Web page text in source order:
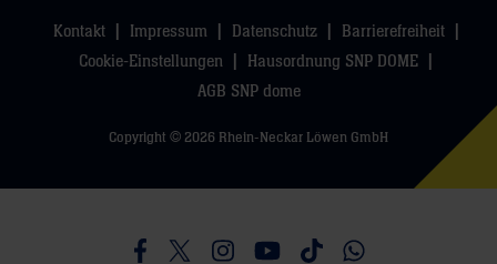
Kontakt Impressum Datenschutz
Barrierefreiheit
Cookie-Einstellungen
Hausordnung SNP DOME
AGB SNP dome
Copyright © 2026 Rhein-Neckar Löwen GmbH